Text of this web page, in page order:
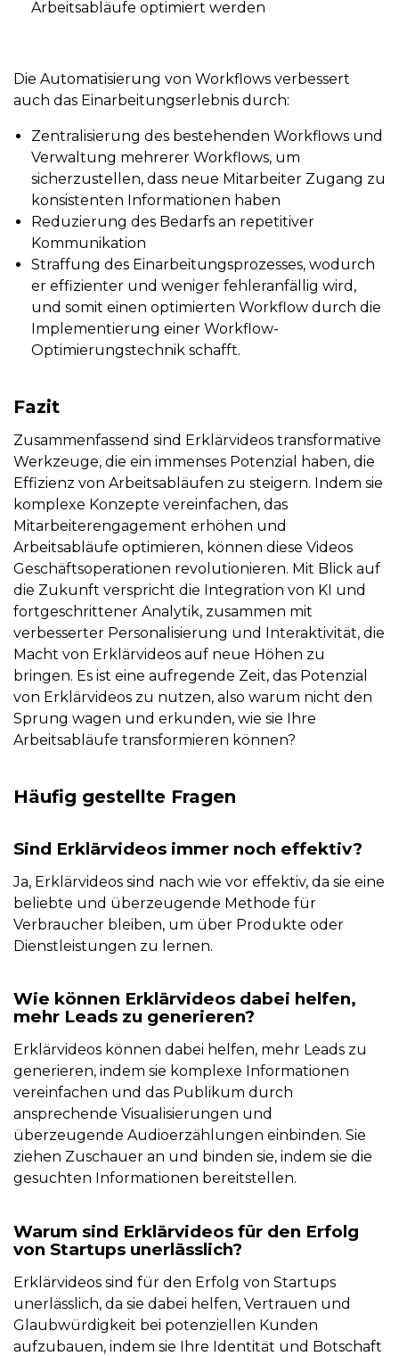
Arbeitsabläufe optimiert werden
Die Automatisierung von Workflows verbessert
auch das Einarbeitungserlebnis durch:
Zentralisierung des bestehenden Workflows und
Verwaltung mehrerer Workflows, um
sicherzustellen, dass neue Mitarbeiter Zugang zu
konsistenten Informationen haben
Reduzierung des Bedarfs an repetitiver
Kommunikation
Straffung des Einarbeitungsprozesses, wodurch
er effizienter und weniger fehleranfällig wird,
und somit einen optimierten Workflow durch die
Implementierung einer Workflow-
Optimierungstechnik schafft.
Fazit
Zusammenfassend sind Erklärvideos transformative
Werkzeuge, die ein immenses Potenzial haben, die
Effizienz von Arbeitsabläufen zu steigern. Indem sie
komplexe Konzepte vereinfachen, das
Mitarbeiterengagement erhöhen und
Arbeitsabläufe optimieren, können diese Videos
Geschäftsoperationen revolutionieren. Mit Blick auf
die Zukunft verspricht die Integration von KI und
fortgeschrittener Analytik, zusammen mit
verbesserter Personalisierung und Interaktivität, die
Macht von Erklärvideos auf neue Höhen zu
bringen. Es ist eine aufregende Zeit, das Potenzial
von Erklärvideos zu nutzen, also warum nicht den
Sprung wagen und erkunden, wie sie Ihre
Arbeitsabläufe transformieren können?
Häufig gestellte Fragen
Sind Erklärvideos immer noch effektiv?
Ja, Erklärvideos sind nach wie vor effektiv, da sie eine
beliebte und überzeugende Methode für
Verbraucher bleiben, um über Produkte oder
Dienstleistungen zu lernen.
Wie können Erklärvideos dabei helfen,
mehr Leads zu generieren?
Erklärvideos können dabei helfen, mehr Leads zu
generieren, indem sie komplexe Informationen
vereinfachen und das Publikum durch
ansprechende Visualisierungen und
überzeugende Audioerzählungen einbinden. Sie
ziehen Zuschauer an und binden sie, indem sie die
gesuchten Informationen bereitstellen.
Warum sind Erklärvideos für den Erfolg
von Startups unerlässlich?
Erklärvideos sind für den Erfolg von Startups
unerlässlich, da sie dabei helfen, Vertrauen und
Glaubwürdigkeit bei potenziellen Kunden
aufzubauen, indem sie Ihre Identität und Botschaft